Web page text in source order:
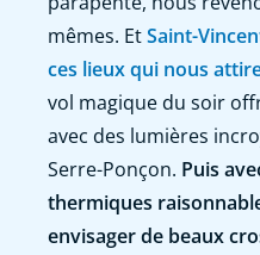
mêmes. EtSaint-
ces lieux qui nous
vol magique du soir
avec des lumières
Serre-Ponçon. Puis
thermiques
envisager de beaux